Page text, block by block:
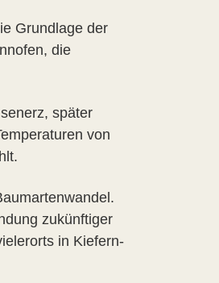
Grundlage der
die
später
von
zukünftiger
in Kiefern-